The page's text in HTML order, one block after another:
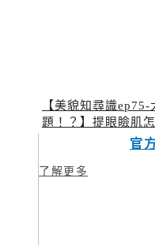
【美貌知尋識
題！？】提眼瞼肌
官
了解更多